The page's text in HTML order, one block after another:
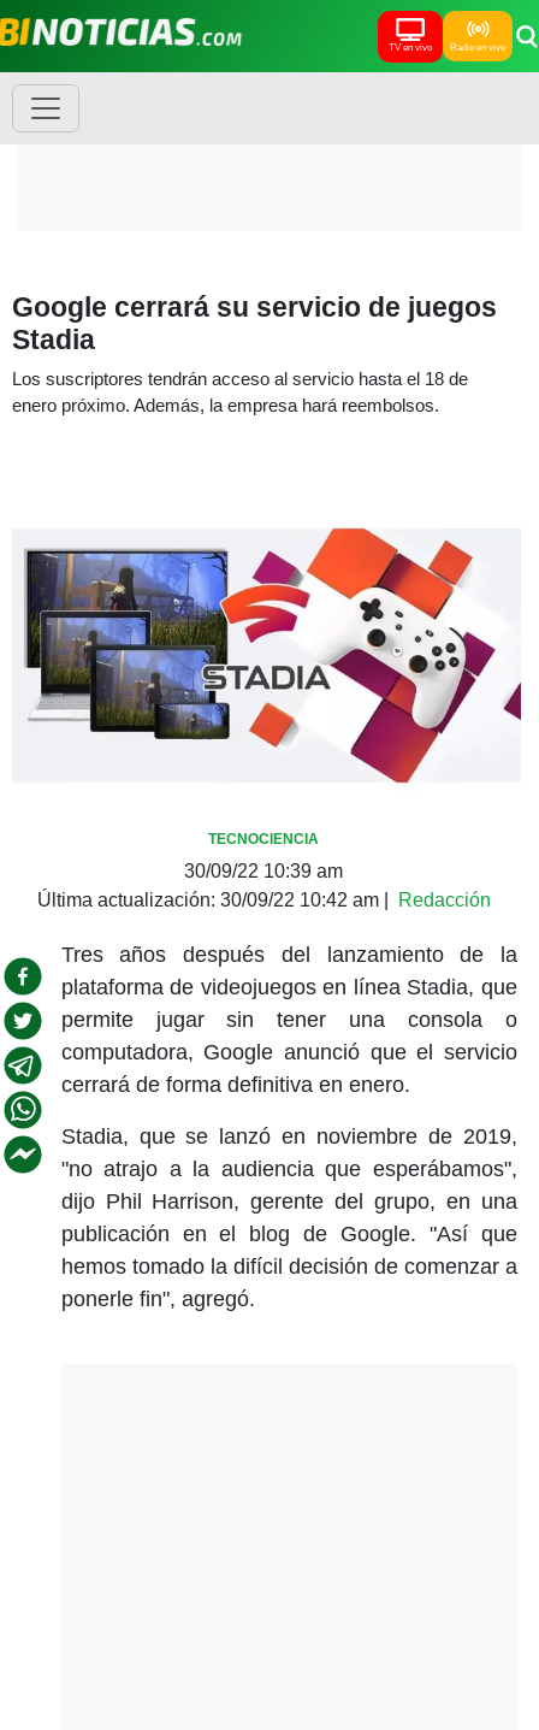
TV en vivo Radio en vivo
Google cerrará su servicio de juegos
Stadia
Los suscriptores tendrán acceso al servicio hasta el 18 de
enero próximo. Además, la empresa hará reembolsos.
TECNOCIENCIA
30/09/22 10:39 am
Última actualización: 30/09/22 10:42 am| Redacción
Tres años después del lanzamiento de la
plataforma de videojuegos en línea Stadia, que
permite jugar sin tener una consola o
computadora, Google anunció que el servicio
cerrará de forma definitiva en enero.
Stadia, que se lanzó en noviembre de 2019,
"no atrajo a la audiencia que esperábamos",
dijo Phil Harrison, gerente del grupo, en una
publicación en el blog de Google. "Así que
hemos tomado la difícil decisión de comenzar a
ponerle fin", agregó.